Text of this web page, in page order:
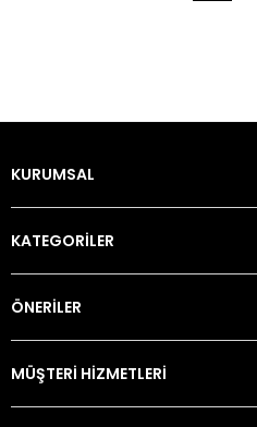
KURUMSAL
KATEGORİLER
ÖNERİLER
MÜŞTERİ HİZMETLERİ